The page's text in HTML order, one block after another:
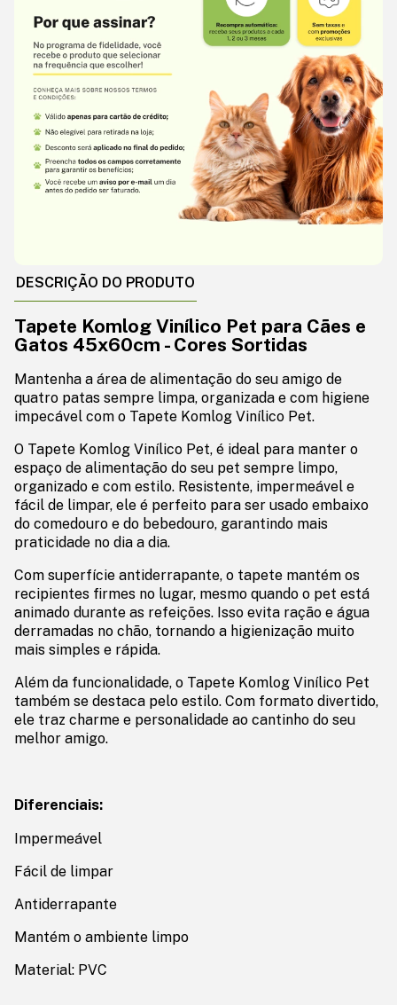
DESCRIÇÃO DO PRODUTO
Tapete Komlog Vinílico Pet para Cães e
Gatos 45x60cm - Cores Sortidas
Mantenha a área de alimentação do seu amigo de
quatro patas sempre limpa, organizada e com higiene
impecável com o Tapete Komlog Vinílico Pet.
O Tapete Komlog Vinílico Pet, é ideal para manter o
espaço de alimentação do seu pet sempre limpo,
organizado e com estilo. Resistente, impermeável e
fácil de limpar, ele é perfeito para ser usado embaixo
do comedouro e do bebedouro, garantindo mais
praticidade no dia a dia.
Com superfície antiderrapante, o tapete mantém os
recipientes firmes no lugar, mesmo quando o pet está
animado durante as refeições. Isso evita ração e água
derramadas no chão, tornando a higienização muito
mais simples e rápida.
Além da funcionalidade, o Tapete Komlog Vinílico Pet
também se destaca pelo estilo. Com formato divertido,
ele traz charme e personalidade ao cantinho do seu
melhor amigo.
Diferenciais:
Impermeável
Fácil de limpar
Antiderrapante
Mantém o ambiente limpo
Material: PVC